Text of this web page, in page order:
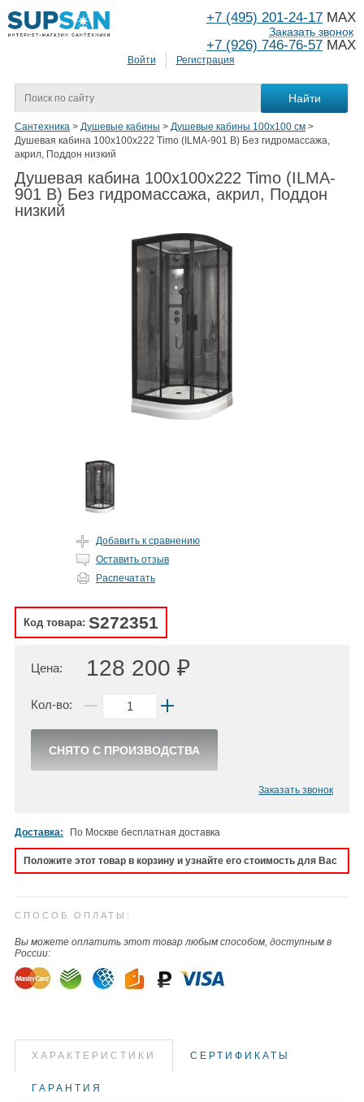
Войти Регистрация
+7 (495) 201-24-17 MAX
+7 (926) 746-76-57 MAX
Заказать звонок
Сантехника > Душевые кабины > Душевые кабины 100х100 см >
Душевая кабина 100x100x222 Timo (ILMA-901 B) Без гидромассажа,
акрил, Поддон низкий
Душевая кабина 100x100x222 Timo (ILMA-
901 B) Без гидромассажа, акрил, Поддон
низкий
Добавить к сравнению
Оставить отзыв
Распечатать
Код товара: S272351
Цена: 128 200 ₽
Кол-во:
СНЯТО С ПРОИЗВОДСТВА
Заказать звонок
Доставка: По Москве бесплатная доставка
Положите этот товар в корзину и узнайте его стоимость для Вас
СПОСОБ ОПЛАТЫ:
Вы можете оплатить этот товар любым способом, доступным в
России:
ХАРАКТЕРИСТИКИ СЕРТИФИКАТЫ
ГАРАНТИЯ